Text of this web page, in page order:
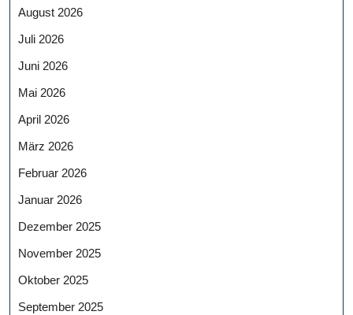
August 2026
Juli 2026
Juni 2026
Mai 2026
April 2026
März 2026
Februar 2026
Januar 2026
Dezember 2025
November 2025
Oktober 2025
September 2025